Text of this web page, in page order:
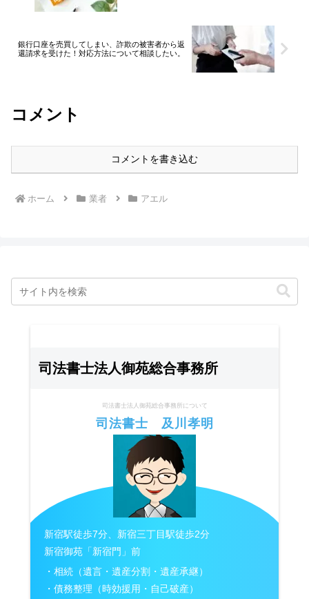
銀行口座を売買してしまい、詐欺の被害者から返
還請求を受けた！対応方法について相談したい。
コメント
コメントを書き込む
ホーム 業者 アエル
司法書士法人御苑総合事務所
司法書士法人御苑総合事務所について
司法書士 及川孝明
新宿駅徒歩7分、新宿三丁目駅徒歩2分
新宿御苑「新宿門」前
・相続（遺言・遺産分割・遺産承継）
・債務整理（時効援用・自己破産）